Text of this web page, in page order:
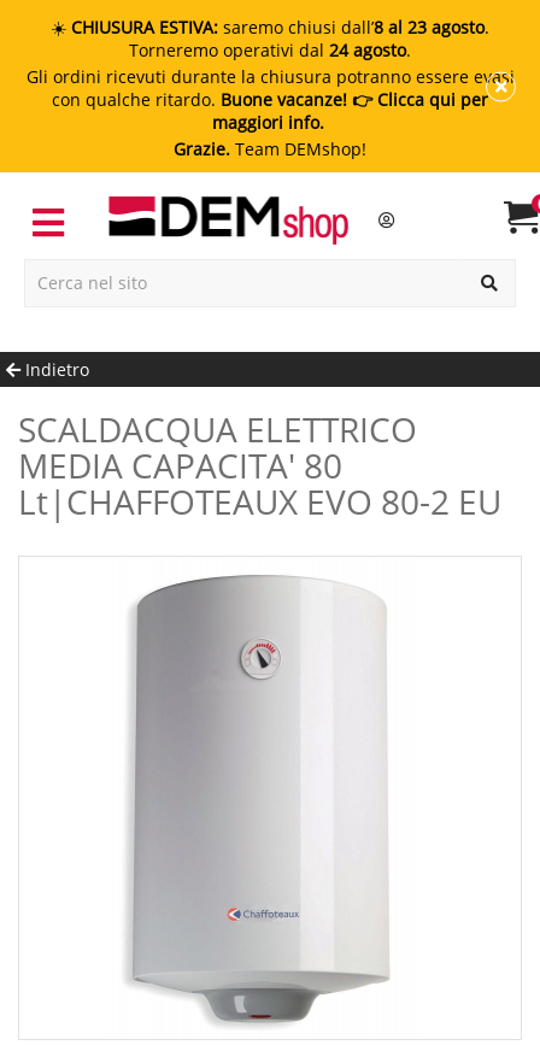
☀️ CHIUSURA ESTIVA: saremo chiusi dall’8 al 23 agosto.
Torneremo operativi dal 24 agosto.
Gli ordini ricevuti durante la chiusura potranno essere evasi
con qualche ritardo. Buone vacanze! 👉 Clicca qui per
maggiori info.
Grazie. Team DEMshop!
Indietro
SCALDACQUA ELETTRICO
MEDIA CAPACITA' 80
Lt|CHAFFOTEAUX EVO 80-2 EU